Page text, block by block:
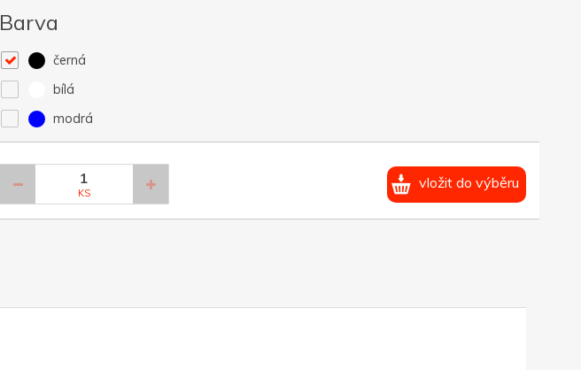
Barva
černá
bílá
modrá
KS
vložit do výběru